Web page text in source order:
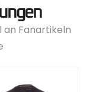
an Fanartikeln